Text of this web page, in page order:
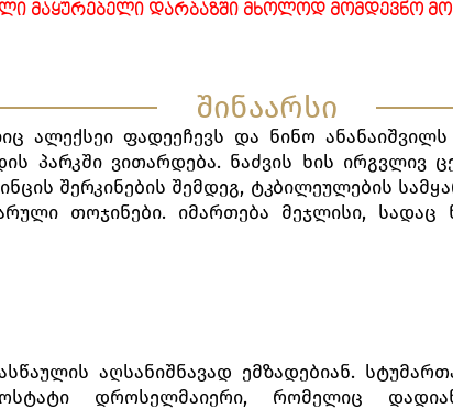
ᲛᲐᲧᲣᲠᲔᲑᲔᲚᲘ ᲓᲐᲠᲑᲐᲖᲨᲘ ᲛᲮᲝᲚᲝᲓ ᲛᲝᲛᲓᲔᲕᲜᲝ
შინაარსი
ალექსეი ფადეეჩევს და ნინო
პარკში ვითარდება. ნაძვის ხის ირგვლივ
შერკინების შემდეგ, ტკბილეულების
თოჯინები. იმართება მეჯლისი,
აღსანიშნავად ემზადებიან.
დროსელმაიერი, რომელიც